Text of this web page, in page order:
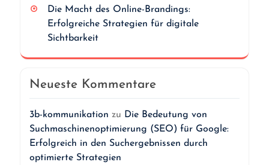
Die Macht des Online-Brandings:
Erfolgreiche Strategien für digitale
Sichtbarkeit
Neueste Kommentare
3b-kommunikation zu Die Bedeutung von
Suchmaschinenoptimierung (SEO) für Google:
Erfolgreich in den Suchergebnissen durch
optimierte Strategien